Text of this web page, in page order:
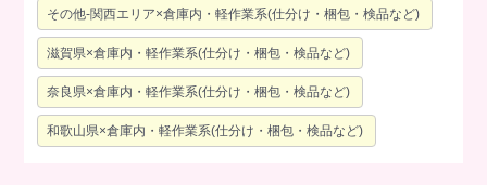
その他-関西エリア×倉庫内・軽作業系(仕分け・梱包・検品など)
滋賀県×倉庫内・軽作業系(仕分け・梱包・検品など)
奈良県×倉庫内・軽作業系(仕分け・梱包・検品など)
和歌山県×倉庫内・軽作業系(仕分け・梱包・検品など)